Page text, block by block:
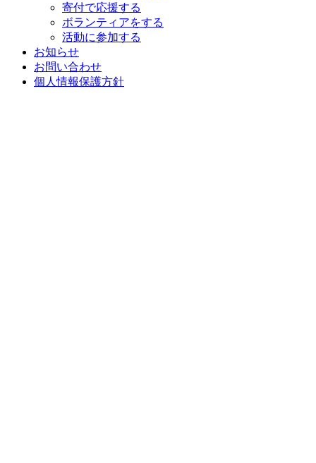
寄付で応援する
ボランティアをする
活動に参加する
お知らせ
お問い合わせ
個人情報保護方針